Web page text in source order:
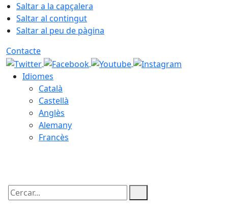
Saltar a la capçalera
Saltar al contingut
Saltar al peu de pàgina
Contacte
Idiomes
Català
Castellà
Anglès
Alemany
Francès
Cercar: